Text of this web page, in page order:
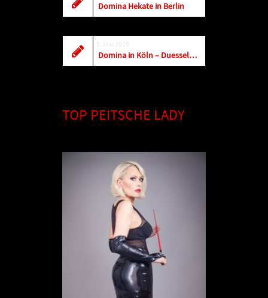
Domina Hekate in Berlin
Domina in Köln – Duesseldorf
TOP PEITSCHE LADY